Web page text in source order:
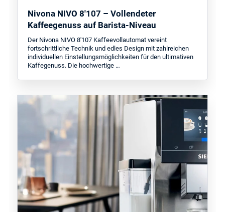
Nivona NIVO 8'107 – Vollendeter
Kaffeegenuss auf Barista-Niveau
Der Nivona NIVO 8'107 Kaffeevollautomat vereint
fortschrittliche Technik und edles Design mit zahlreichen
individuellen Einstellungsmöglichkeiten für den ultimativen
Kaffegenuss. Die hochwertige …